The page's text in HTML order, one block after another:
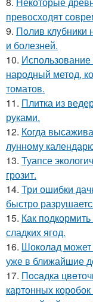
превосходят
9. Пoлив клyбники
и болезней.
10.
народный метод,
томатов.
11. Плитка из
руками.
12. Когда
лунному
13. Туапсе
грозит.
14. Три ошибки
быстро
15. Как
сладких ягод.
16. Шоколад может
уже в ближайшие
17. Пocaдка
картонных